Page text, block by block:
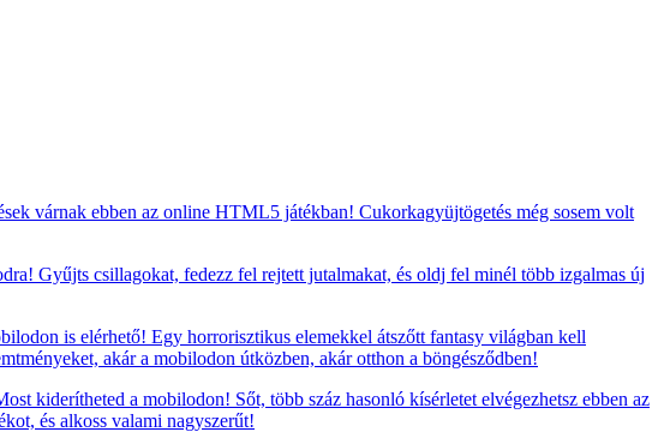
várnak ebben az online HTML5 játékban! Cukorkagyüjtögetés még sosem volt
Gyűjts csillagokat, fedezz fel rejtett jutalmakat, és oldj fel minél több izgalmas új
is elérhető! Egy horrorisztikus elemekkel átszőtt fantasy világban kell
akár a mobilodon útközben, akár otthon a böngésződben!
kiderítheted a mobilodon! Sőt, több száz hasonló kísérletet elvégezhetsz ebben az
és alkoss valami nagyszerűt!